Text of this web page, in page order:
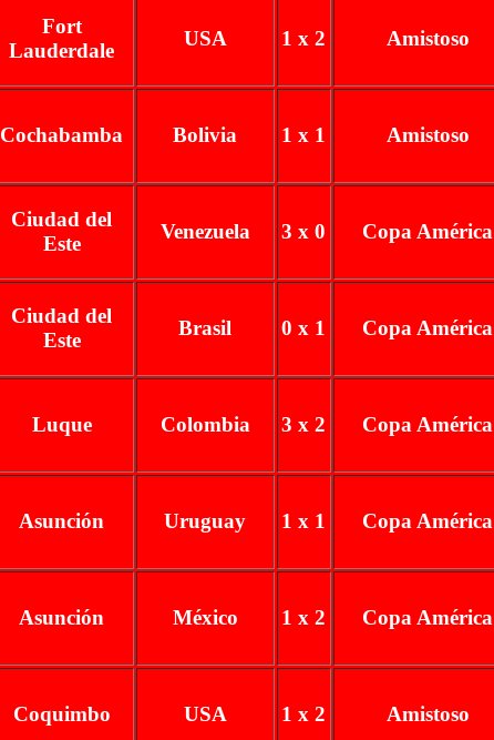
Fort
Lauderdale
USA 1 x 2 Amistoso
Cochabamba Bolivia 1 x 1 Amistoso
Ciudad del
Este
Venezuela 3 x 0 Copa América
Ciudad del
Este
Brasil 0 x 1 Copa América
Luque Colombia 3 x 2 Copa América
Asunción Uruguay 1 x 1 Copa América
Asunción México 1 x 2 Copa América
Coquimbo USA 1 x 2 Amistoso